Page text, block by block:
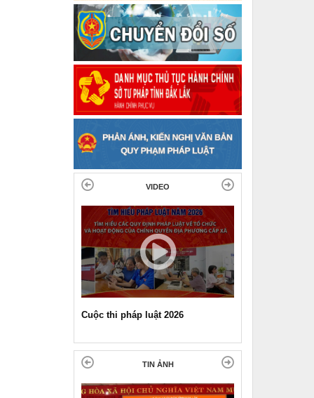
VIDEO
Pháp luật và đời sống ngày 11-11-